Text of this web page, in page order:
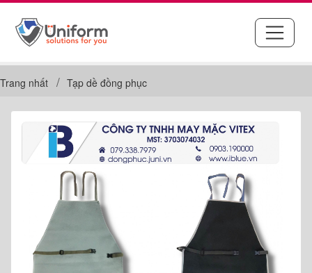
Trang nhất Tạp dề đồng phục